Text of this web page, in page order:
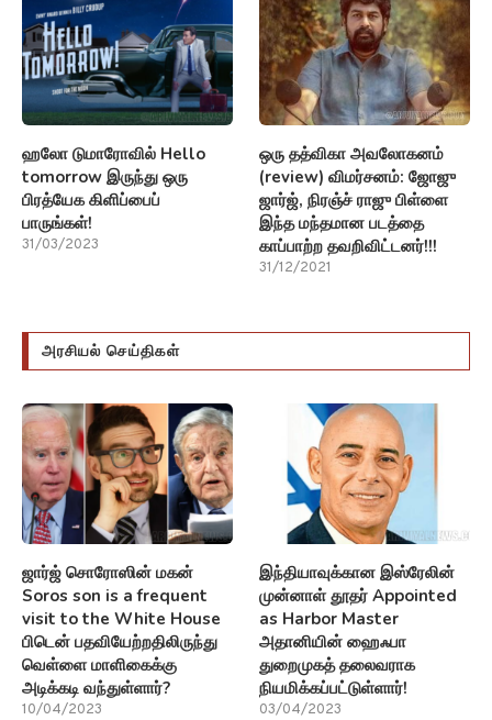
ஹலோ டுமாரோவில் Hello
tomorrow இருந்து ஒரு
பிரத்யேக கிளிப்பைப்
பாருங்கள்!
31/03/2023
ஒரு தத்விகா அவலோகனம்
(review) விமர்சனம்: ஜோஜு
ஜார்ஜ், நிரஞ்ச் ராஜு பிள்ளை
இந்த மந்தமான படத்தை
காப்பாற்ற தவறிவிட்டனர்!!!
31/12/2021
அரசியல் செய்திகள்
ஜார்ஜ் சொரோஸின் மகன்
Soros son is a frequent
visit to the White House
பிடென் பதவியேற்றதிலிருந்து
வெள்ளை மாளிகைக்கு
அடிக்கடி வந்துள்ளார்?
10/04/2023
இந்தியாவுக்கான இஸ்ரேலின்
முன்னாள் தூதர் Appointed
as Harbor Master
அதானியின் ஹைஃபா
துறைமுகத் தலைவராக
நியமிக்கப்பட்டுள்ளார்!
03/04/2023